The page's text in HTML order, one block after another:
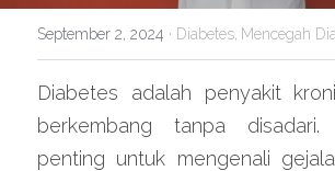
September 2, 2024 · Diabetes, Mencegah
Diabetes adalah penyakit
berkembang tanpa
penting untuk mengenali